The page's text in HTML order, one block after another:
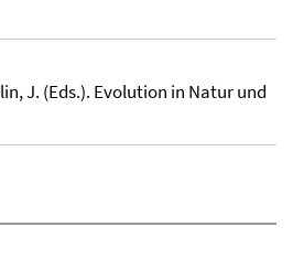
J. (Eds.). Evolution in Natur und